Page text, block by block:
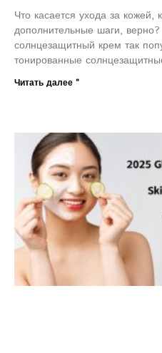
Что касается ухода за кожей,
дополнительные шаги,
солнцезащитный крем так
тонированные
Читать далее "